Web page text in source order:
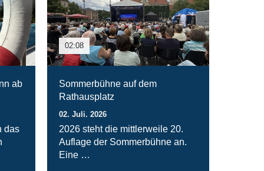
ab
das
02:08
Sommerbühne auf dem
Rathausplatz
02. Juli. 2026
2026 steht die mittlerweile 20.
Auflage der Sommerbühne an.
Eine …